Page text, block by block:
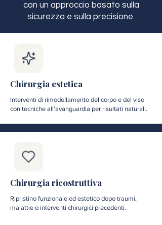
con un approccio basato sulla
sicurezza e sulla precisione.
Chirurgia estetica
Interventi di rimodellamento del corpo e del viso
con tecniche all'avanguardia per risultati naturali.
Chirurgia ricostruttiva
Ripristino funzionale ed estetico dopo traumi,
malattie o interventi chirurgici precedenti.